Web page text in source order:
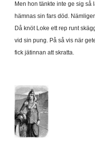
Men hon tänkte inte ge sig så
hämnas sin fars död.
Då knöt Loke ett rep runt
vid sin pung. På så vis när
fick jätinnan att skratta.